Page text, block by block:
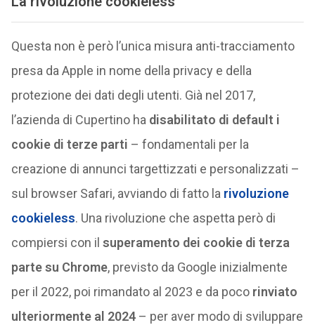
Questa non è però l’unica misura anti-tracciamento
presa da Apple in nome della privacy e della
protezione dei dati degli utenti. Già nel 2017,
l’azienda di Cupertino ha disabilitato di default i
cookie di terze parti – fondamentali per la
creazione di annunci targettizzati e personalizzati –
sul browser Safari, avviando di fatto la rivoluzione
cookieless. Una rivoluzione che aspetta però di
compiersi con il superamento dei cookie di terza
parte su Chrome, previsto da Google inizialmente
per il 2022, poi rimandato al 2023 e da poco rinviato
ulteriormente al 2024 – per aver modo di sviluppare